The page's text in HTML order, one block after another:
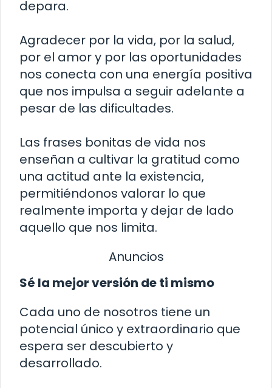
depara.
Agradecer por la vida, por la salud,
por el amor y por las oportunidades
nos conecta con una energía positiva
que nos impulsa a seguir adelante a
pesar de las dificultades.
Las frases bonitas de vida nos
enseñan a cultivar la gratitud como
una actitud ante la existencia,
permitiéndonos valorar lo que
realmente importa y dejar de lado
aquello que nos limita.
Anuncios
Sé la mejor versión de ti mismo
Cada uno de nosotros tiene un
potencial único y extraordinario que
espera ser descubierto y
desarrollado.